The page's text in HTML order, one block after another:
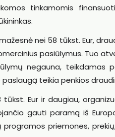
tinkamomis
nei 58 tūkst. Eur,
pasiūlymus. Tuo
negauna, teikdamas
teikia penkios
Eur ir daugiau,
gauti paramą iš
priemones,